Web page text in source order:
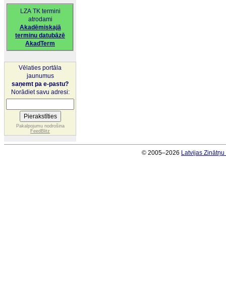
LZA TK termini
atrodami
Akadēmiskajā
terminu datubāzē
AkadTerm
Vēlaties portāla
jaunumus
saņemt pa e-pastu?
Norādiet savu adresi:
Pakalpojumu nodrošina
FeedBlitz
© 2005–2026 Latvijas